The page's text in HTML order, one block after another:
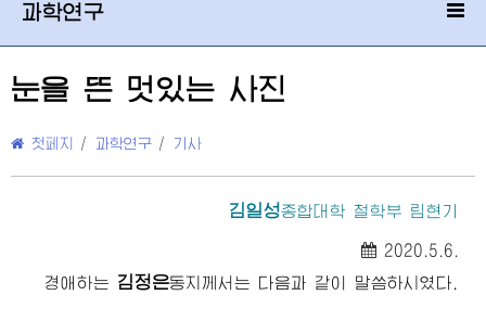
과학연구
눈을 뜬 멋있는 사진
첫페지 / 과학연구 / 기사
김일성종합대학 철학부 림현기
2020.5.6.
경애하는 김정은동지 께서는 다음과 같이 말씀하시였다.